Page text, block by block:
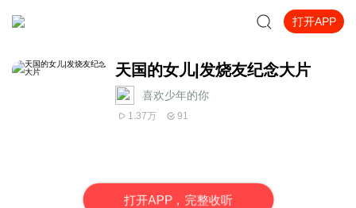
打开APP
天国的女儿|发烧友纪念大片
喜欢少年的你
1.37万 91
打开APP，完整收听